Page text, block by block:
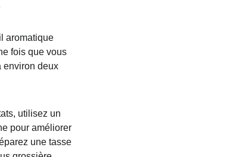
aromatique
fois que vous
environ deux
utilisez un
pour améliorer
une tasse